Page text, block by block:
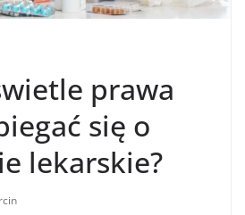
prawa
się o
lekarskie?